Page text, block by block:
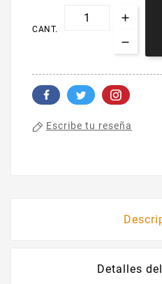
CANT.
Escribe tu reseña
Detalles